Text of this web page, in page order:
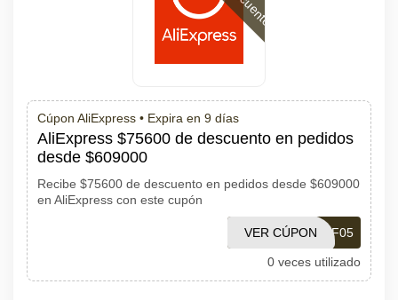
Cúpon AliExpress • Expira en 9 días
AliExpress $75600 de descuento en pedidos
desde $609000
Recibe $75600 de descuento en pedidos desde $609000
en AliExpress con este cupón
PDF05
VER CÚPON
0 veces utilizado